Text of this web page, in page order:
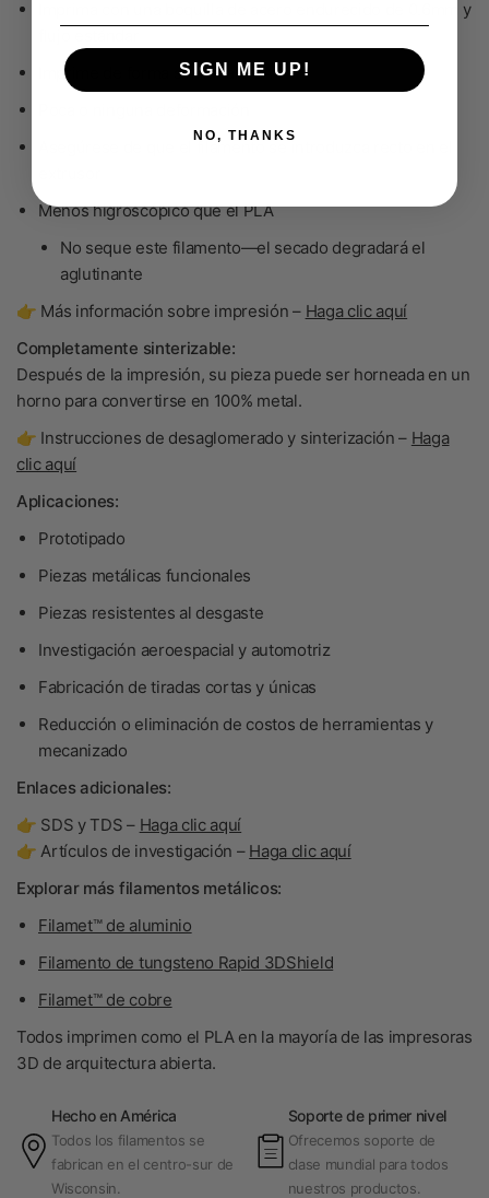
Imprima con una boquilla de acero endurecido de 0.6mm y
Imprime de forma similar al PLA
Asegúrese de que el filamento se introduzca recto en el
Menos higroscópico que el PLA
No seque este filamento—el secado degradará el
aglutinante
👉 Más información sobre impresión – Haga clic aquí
Completamente sinterizable:
Después de la impresión, su pieza puede ser horneada en un
horno para convertirse en 100% metal.
👉 Instrucciones de desaglomerado y sinterización – Haga
clic aquí
Aplicaciones:
Prototipado
Piezas metálicas funcionales
Piezas resistentes al desgaste
Investigación aeroespacial y automotriz
Fabricación de tiradas cortas y únicas
Reducción o eliminación de costos de herramientas y
mecanizado
Enlaces adicionales:
👉 SDS y TDS – Haga clic aquí
👉 Artículos de investigación – Haga clic aquí
Explorar más filamentos metálicos:
Filamet™ de aluminio
Filamento de tungsteno Rapid 3DShield
Filamet™ de cobre
Todos imprimen como el PLA en la mayoría de las impresoras
3D de arquitectura abierta.
Hecho en América
Todos los filamentos se
fabrican en el centro-sur de
Wisconsin.
Soporte de primer nivel
Ofrecemos soporte de
clase mundial para todos
nuestros productos.
SIGN ME UP!
NO, THANKS